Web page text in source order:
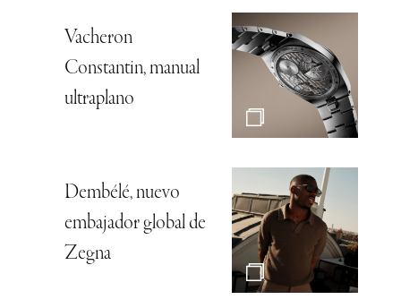
Vacheron
Constantin, manual
ultraplano
Dembélé, nuevo
embajador global de
Zegna